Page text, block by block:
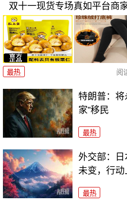
双十一现货专场真如平台商
最热 阅
特朗普：将
家”移民
最热
外交部：
未变，行
最热